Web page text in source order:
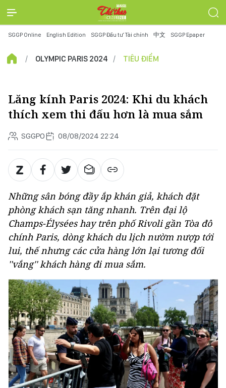
SGGP Online English Edition SGGP Đầu tư Tài chính 中文 SGGP Epaper
OLYMPIC PARIS 2024 TIÊU ĐIỂM
Lăng kính Paris 2024: Khi du khách
thích xem thi đấu hơn là mua sắm
SGGPO 08/08/2024 22:24
Những sân bóng đầy ắp khán giả, khách đặt
phòng khách sạn tăng nhanh. Trên đại lộ
Champs-Élysées hay trên phố Rivoli gần Tòa đô
chính Paris, dòng khách du lịch nườm nượp tới
lui, thế nhưng các cửa hàng lớn lại tương đối
''vắng'' khách hàng đi mua sắm.